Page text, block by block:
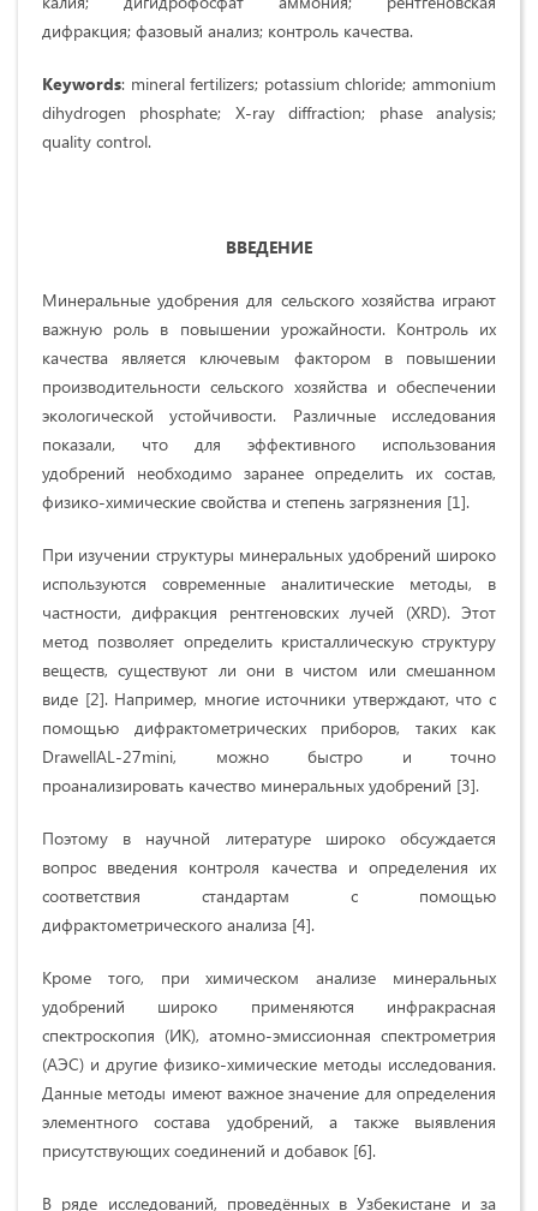
дифракция; фазовый анализ; контроль качества.
Keywords: mineral fertilizers; potassium chloride; ammonium
dihydrogen phosphate; X-ray diffraction; phase analysis;
quality control.
ВВЕДЕНИЕ
Минеральные удобрения для сельского хозяйства играют
важную роль в повышении урожайности. Контроль их
качества является ключевым фактором в повышении
производительности сельского хозяйства и обеспечении
экологической устойчивости. Различные исследования
показали, что для эффективного использования
удобрений необходимо заранее определить их состав,
физико-химические свойства и степень загрязнения [1].
При изучении структуры минеральных удобрений широко
используются современные аналитические методы, в
частности, дифракция рентгеновских лучей (XRD). Этот
метод позволяет определить кристаллическую структуру
веществ, существуют ли они в чистом или смешанном
виде [2]. Например, многие источники утверждают, что с
помощью дифрактометрических приборов, таких как
DrawellAL-27mini, можно быстро и точно
проанализировать качество минеральных удобрений [3].
Поэтому в научной литературе широко обсуждается
вопрос введения контроля качества и определения их
соответствия стандартам с помощью
дифрактометрического анализа [4].
Кроме того, при химическом анализе минеральных
удобрений широко применяются инфракрасная
спектроскопия (ИК), атомно-эмиссионная спектрометрия
(АЭС) и другие физико-химические методы исследования.
Данные методы имеют важное значение для определения
элементного состава удобрений, а также выявления
присутствующих соединений и добавок [6].
В ряде исследований, проведённых в Узбекистане и за